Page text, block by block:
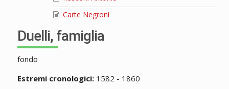
Carte Negroni
Duelli, famiglia
fondo
Estremi cronologici:1582 - 1860